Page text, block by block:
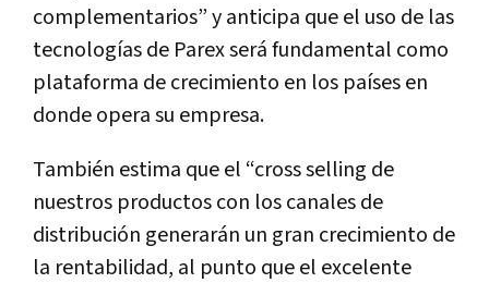
complementarios” y anticipa que el uso de las
tecnologías de Parex será fundamental como
plataforma de crecimiento en los países en
donde opera su empresa.
También estima que el “cross selling de
nuestros productos con los canales de
distribución generarán un gran crecimiento de
la rentabilidad, al punto que el excelente